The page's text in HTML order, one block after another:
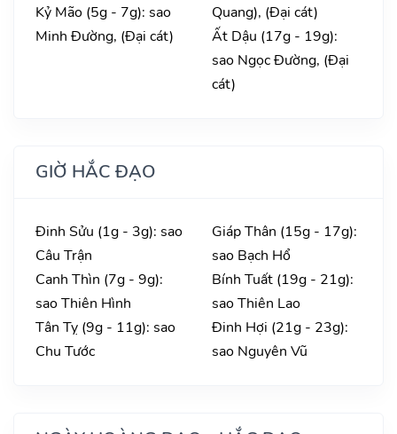
Kỷ Mão (5g - 7g): sao
Minh Đường, (Đại cát)
Quang), (Đại cát)
Ất Dậu (17g - 19g):
sao Ngọc Đường, (Đại
cát)
GIỜ HẮC ĐẠO
Đinh Sửu (1g - 3g): sao
Câu Trận
Canh Thìn (7g - 9g):
sao Thiên Hình
Tân Tỵ (9g - 11g): sao
Chu Tước
Giáp Thân (15g - 17g):
sao Bạch Hổ
Bính Tuất (19g - 21g):
sao Thiên Lao
Đinh Hợi (21g - 23g):
sao Nguyên Vũ